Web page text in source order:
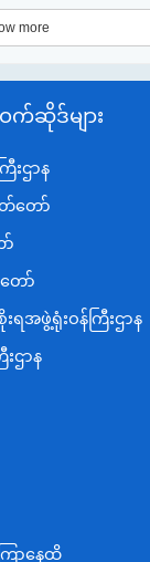
more
က်ဆိုဒ်များ
ြီးဌာန
တော်
ော်
ရအဖွဲ့ရုံးဝန်ကြီးဌာန
ဌာန
ဌာန
းနှင့်စက်မှုဝန်ကြီးဌာန
နိုင်ငံခြားစီးပွားဆ
းပေါင်းဆောင်ရွက်ရ
ြာနေ့ထိ